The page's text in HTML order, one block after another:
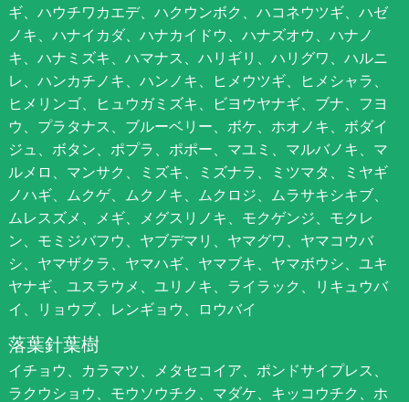
ギ、ハウチワカエデ、ハクウンボク、ハコネウツギ、ハゼ
ノキ、ハナイカダ、ハナカイドウ、ハナズオウ、ハナノ
キ、ハナミズキ、ハマナス、ハリギリ、ハリグワ、ハルニ
レ、ハンカチノキ、ハンノキ、ヒメウツギ、ヒメシャラ、
ヒメリンゴ、ヒュウガミズキ、ビヨウヤナギ、ブナ、フヨ
ウ、プラタナス、ブルーベリー、ボケ、ホオノキ、ボダイ
ジュ、ボタン、ポプラ、ポポー、マユミ、マルバノキ、マ
ルメロ、マンサク、ミズキ、ミズナラ、ミツマタ、ミヤギ
ノハギ、ムクゲ、ムクノキ、ムクロジ、ムラサキシキブ、
ムレスズメ、メギ、メグスリノキ、モクゲンジ、モクレ
ン、モミジバフウ、ヤブデマリ、ヤマグワ、ヤマコウバ
シ、ヤマザクラ、ヤマハギ、ヤマブキ、ヤマボウシ、ユキ
ヤナギ、ユスラウメ、ユリノキ、ライラック、リキュウバ
イ、リョウブ、レンギョウ、ロウバイ
落葉針葉樹
イチョウ、カラマツ、メタセコイア、ポンドサイプレス、
ラクウショウ、モウソウチク、マダケ、キッコウチク、ホ